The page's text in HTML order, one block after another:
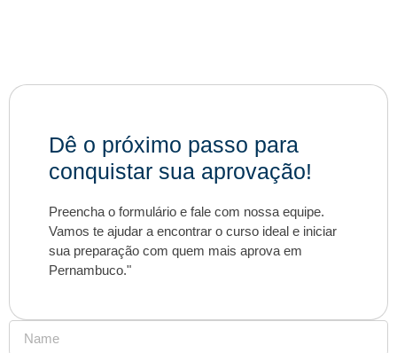
Dê o próximo passo para
conquistar sua aprovação!
Preencha o formulário e fale com nossa equipe.
Vamos te ajudar a encontrar o curso ideal e iniciar
sua preparação com quem mais aprova em
Pernambuco."